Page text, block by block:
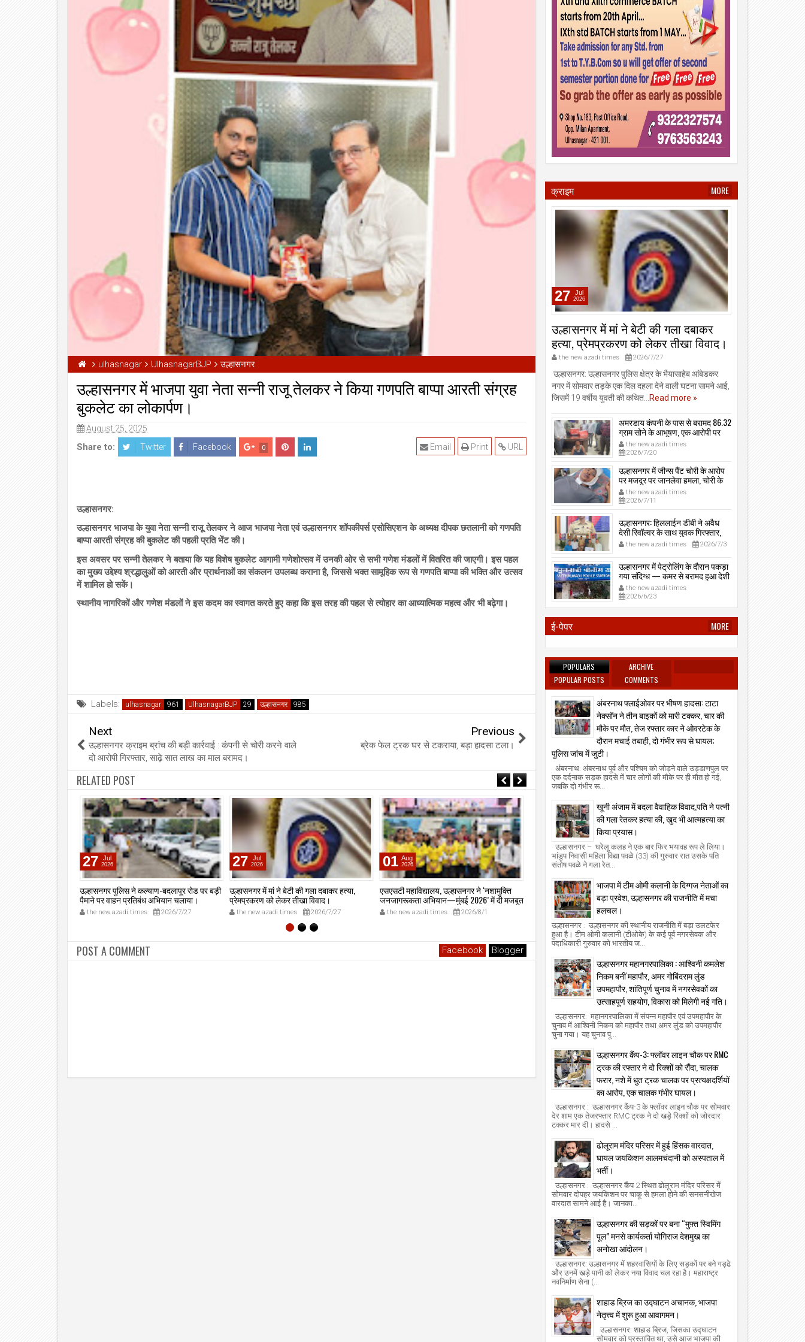
ulhasnagar UlhasnagarBJP उल्हासनगर
उल्हासनगर में भाजपा युवा नेता सन्नी राजू तेलकर ने किया गणपति बाप्पा आरती संग्रह
बुकलेट का लोकार्पण।
August 25, 2025
Share to: Twitter Facebook 0 URL
Print
Email
उल्हासनगर:
उल्हासनगर भाजपा के युवा नेता सन्नी राजू तेलकर ने आज भाजपा नेता एवं उल्हासनगर शॉपकीपर्स एसोसिएशन के अध्यक्ष दीपक छतलानी को गणपति
बाप्पा आरती संग्रह की बुकलेट की पहली प्रति भेंट की।
इस अवसर पर सन्नी तेलकर ने बताया कि यह विशेष बुकलेट आगामी गणेशोत्सव में उनकी ओर से सभी गणेश मंडलों में वितरित की जाएगी। इस पहल
का मुख्य उद्देश्य श्रद्धालुओं को आरती और प्रार्थनाओं का संकलन उपलब्ध कराना है, जिससे भक्त सामूहिक रूप से गणपति बाप्पा की भक्ति और उत्सव
में शामिल हो सकें।
स्थानीय नागरिकों और गणेश मंडलों ने इस कदम का स्वागत करते हुए कहा कि इस तरह की पहल से त्योहार का आध्यात्मिक महत्व और भी बढ़ेगा।
Labels: ulhasnagar UlhasnagarBJP उल्हासनगर
Next
उल्हासनगर क्राइम ब्रांच की बड़ी कार्रवाई : कंपनी से चोरी करने वाले
दो आरोपी गिरफ्तार, साढ़े सात लाख का माल बरामद।
Previous
ब्रेक फेल ट्रक घर से टकराया, बड़ा हादसा टला।
RELATED POST
27 Jul
2026
उल्हासनगर पुलिस ने कल्याण-बदलापूर रोड पर बड़ी
पैमाने पर वाहन प्रतिबंध अभियान चलाया।
the new azadi times 2026/7/27
27 Jul
2026
उल्हासनगर में मां ने बेटी की गला दबाकर हत्या,
प्रेमप्रकरण को लेकर तीखा विवाद।
the new azadi times 2026/7/27
01 Aug
2026
एसएसटी महाविद्यालय, उल्हासनगर ने ‘नशामुक्ति
जनजागरूकता अभियान—मुंबई 2026’ में दी मजबूत
मौजूदगी, मुख्यमंत्री देवेंद्र फडणवीस की मौजूदगी में
मुंबई के एनएससीआई डोम में आयोजित शपथ ग्रहण
गया; छात्रों ने प्रत्यक्ष व ऑनलाइन हिस्सेदारी कर
समाज में नशामुक्ति का संदेश फैलाया।
the new azadi times 2026/8/1
Aug
2026
उल्हासनगर म्यूनिसिपल कमिश्नर मनिषा आव्हाळे ने
स्कूल नं. 24 का "घे भरारी" कार्यक्रम का निरीक्षण
the new azadi times 2026/8/1
06 Aug
उल्हासनगर: सिंधू युथ सर्कल — एमएम जिम
खिलाडियों ने जिला व राज्य स्तर पर दबदबा
POST A COMMENT Facebook Blogger
क्राइम MORE
27 Jul
2026
उल्हासनगर में मां ने बेटी की गला दबाकर
हत्या, प्रेमप्रकरण को लेकर तीखा विवाद।
the new azadi times 2026/7/27
उल्हासनगर: उल्हासनगर पुलिस क्षेत्र के भैयासाहेब आंबेडकर
नगर में सोमवार तड़के एक दिल दहला देने वाली घटना सामने आई,
जिसमें 19 वर्षीय युवती की कथित...Read more »
अमरडाय कंपनी के पास से बरामद 86.32
ग्राम सोने के आभूषण, एक आरोपी पर
मामला दर्ज, उल्हासनगर-भायखळा पुलिस
ने घरफोड़ियों के संबंध में एक आरोपी से
महत्वपूर्ण पूछताछ के बाद आरोपी के साथी
के ठिकाने से 10,90,261 रुपये मूल्य के
सोने के आभूषण बरामद किए।
the new azadi times
2026/7/20
उल्हासनगर में जीन्स पैंट चोरी के आरोप
पर मजदूर पर जानलेवा हमला, चोरी के
संदेह में किडनैप कर कराई पिटाई, मजदूर
गंभीर रूप से जख्मी।
the new azadi times
2026/7/11
उल्हासनगर: हिललाईन डीबी ने अवैध
देसी रिवॉल्वर के साथ युवक गिरफ्तार,
प्रेमनगर टेकडी से देसी रिवॉल्वर व
काडतूस जप्त, इलीगल हथियार साथ
पकड़ा गया युवक एक दिन की पोलीस
कोठडी में।
the new azadi times 2026/7/3
उल्हासनगर में पेट्रोलिंग के दौरान पकड़ा
गया संदिग्ध — कमर से बरामद हुआ देशी
रिवॉल्वर।
the new azadi times
2026/6/23
ई-पेपर MORE
POPULARS
ARCHIVE
POPULAR POSTS
COMMENTS
अंबरनाथ फ्लाईओवर पर भीषण हादसा: टाटा
नेक्सॉन ने तीन बाइकों को मारी टक्कर, चार की
मौके पर मौत, तेज रफ्तार कार ने ओवरटेक के
दौरान मचाई तबाही, दो गंभीर रूप से घायल;
पुलिस जांच में जुटी।
अंबरनाथ: अंबरनाथ पूर्व और पश्चिम को जोड़ने वाले उड्डाणपुल पर
एक दर्दनाक सड़क हादसे में चार लोगों की मौके पर ही मौत हो गई,
जबकि दो गंभीर रू...
खूनी अंजाम में बदला वैवाहिक विवाद,पति ने पत्नी
की गला रेतकर हत्या की, खुद भी आत्महत्या का
किया प्रयास।
उल्हासनगर – घरेलू कलह ने एक बार फिर भयावह रूप ले लिया।
भांडुप निवासी महिला विद्या पवळे (33) की गुरुवार रात उसके पति
संतोष पवळे ने गला रेत...
भाजपा में टीम ओमी कलानी के दिग्गज नेताओं का
बड़ा प्रवेश, उल्हासनगर की राजनीति में मचा
हलचल।
उल्हासनगर : उल्हासनगर की स्थानीय राजनीति में बड़ा उलटफेर
हुआ है। टीम ओमी कलानी (टीओके) के कई पूर्व नगरसेवक और
पदाधिकारी गुरुवार को भारतीय ज...
उल्हासनगर महानगरपालिका : आश्विनी कमलेश
निकम बनीं महापौर, अमर गोबिंदराम लुंड
उपमहापौर, शांतिपूर्ण चुनाव में नगरसेवकों का
उत्साहपूर्ण सहयोग, विकास को मिलेगी नई गति।
उल्हासनगर: महानगरपालिका में संपन्न महापौर एवं उपमहापौर के
चुनाव में आश्विनी निकम को महापौर तथा अमर लुंड को उपमहापौर
चुना गया। यह चुनाव पू...
उल्हासनगर कैंप-3: फ्लॉवर लाइन चौक पर RMC
ट्रक की रफ्तार ने दो रिक्शों को रौंदा, चालक
फरार, नशे में धुत ट्रक चालक पर प्रत्यक्षदर्शियों
का आरोप, एक चालक गंभीर घायल।
उल्हासनगर : उल्हासनगर कैंप-3 के फ्लॉवर लाइन चौक पर सोमवार
देर शाम एक तेजरफ्तार RMC ट्रक ने दो खड़े रिक्शों को जोरदार
टक्कर मार दी। हादसे ...
ढोलूराम मंदिर परिसर में हुई हिंसक वारदात,
घायल जयकिशन आलमचंदानी को अस्पताल में
भर्ती।
उल्हासनगर : उल्हासनगर कैंप 2 स्थित ढोलूराम मंदिर परिसर में
सोमवार दोपहर जयकिशन पर चाकू से हमला होने की सनसनीखेज
वारदात सामने आई है। जानका...
उल्हासनगर की सड़कों पर बना “मुफ़्त स्विमिंग
पूल” मनसे कार्यकर्ता योगिराज देशमुख का
अनोखा आंदोलन।
उल्हासनगर: उल्हासनगर में शहरवासियों के लिए सड़कों पर बने गड्ढे
और उनमें खड़े पानी को लेकर नया विवाद चल रहा है। महाराष्ट्र
नवनिर्माण सेना (...
शाहाड ब्रिज का उद्घाटन अचानक, भाजपा
नेतृत्त्व में शुरू हुआ आवागमन।
उल्हासनगर: शाहाड ब्रिज, जिसका उद्घाटन
सोमवार को प्रस्तावित था, उसे आज भाजपा की